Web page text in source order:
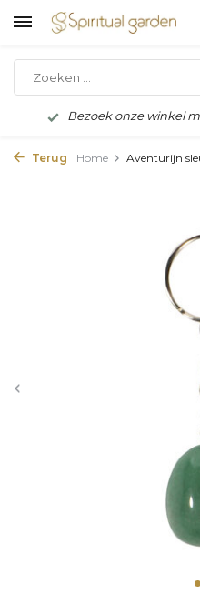
Bezoek onze winkel
Terug Home Aventurijn